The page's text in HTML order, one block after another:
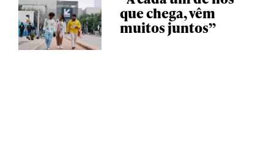
que chega, vêm
muitos juntos”